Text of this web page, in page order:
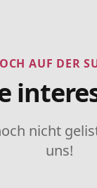
AUF DER
nicht
uns!